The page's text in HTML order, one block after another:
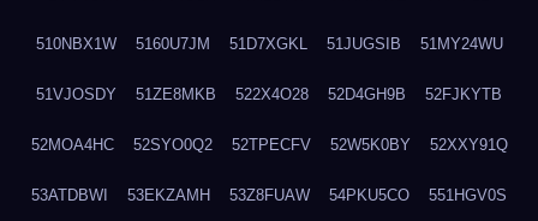
510NBX1W 5160U7JM 51D7XGKL 51JUGSIB 51MY24WU
51VJOSDY 51ZE8MKB 522X4O28 52D4GH9B 52FJKYTB
52MOA4HC 52SYO0Q2 52TPECFV 52W5K0BY 52XXY91Q
53ATDBWI 53EKZAMH 53Z8FUAW 54PKU5CO 551HGV0S